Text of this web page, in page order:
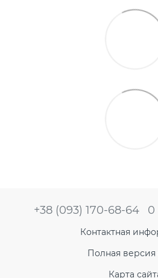
+38 (093) 170-68-64 0
Контактная
Полная версия
Карта